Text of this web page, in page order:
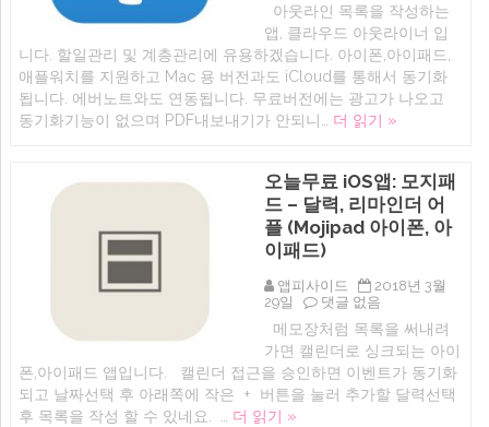
파
악
할
수
있
는
달
력
웃
라
인
할
일
목
작
Cloud
Outliner
Pro
(아
이
폰,
아
이
패
드,
애
플
워
치)
아웃라인 목록을 작성하는
앱, 클라우드 아웃라이너 입
니다. 할일관리 및 계층관리에 유용하겠습니다. 아이폰,아이패드,
애플워치를 지원하고 Mac 용 버전과도 iCloud를 통해서 동기화
됩니다. 에버노트와도 연동됩니다. 무료버전에는 광고가 나오고
동기화기능이 없으며 PDF내보내기가 안되니… 더 읽기 »
오늘무료 iOS앱: 모지패
드 – 달력, 리마인더 어
플 (Mojipad 아이폰, 아
이패드)
앱피사이드
2018년 3월
29일
오
무
료
iOS
앱:
모
댓글 없음
메모장처럼 목록을 써내려
가면 캘린더로 싱크되는 아이
폰,아이패드 앱입니다. 캘린더 접근을 승인하면 이벤트가 동기화
되고 날짜선택 후 아래쪽에 작은 + 버튼을 눌러 추가할 달력선택
후 목록을 작성 할 수 있네요. … 더 읽기 »